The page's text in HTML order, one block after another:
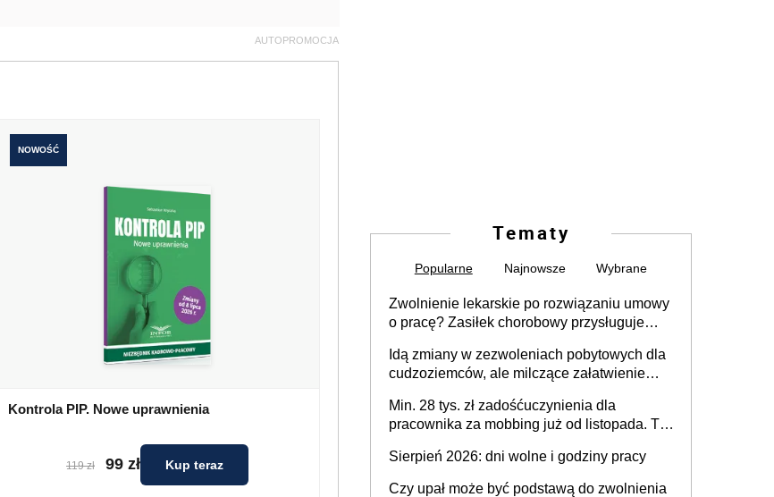
AUTOPROMOCJA
NOWOŚĆ
Kontrola PIP. Nowe uprawnienia
119 zł 99 zł Kup teraz
Tematy
Popularne Najnowsze Wybrane
Zwolnienie lekarskie po rozwiązaniu umowy
o pracę? Zasiłek chorobowy przysługuje
dni od ustania stosunku pracy
Idą zmiany w zezwoleniach pobytowych dla
cudzoziemców, ale milczące załatwienie
Min. 28 tys. zł zadośćuczynienia dla
pracownika za mobbing już od listopada. To
zespołu
Sierpień 2026: dni wolne i godziny pracy
Czy upał może być podstawą do zwolnienia